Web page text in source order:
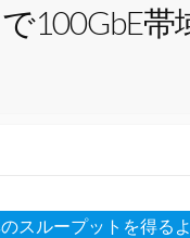
100GbE帯
スループットを得る